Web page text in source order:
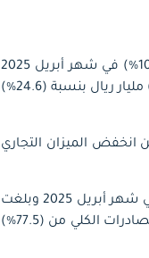
ووفقًا لنتائج النشرة سجلت الصادرات السلعية ما قيمته (90.3) مليار ريال بانخفاض بنسبة (10.9%) في شهر أبريل 2025
مقارنةً بشهر أبريل 2024, وارتفعت الصادرات غير البترولية (شاملة إعادة التصدير) مسجلة (28.4) مليار ريال بنسبة (24.6%)
2025 لتصل إلى (76.1) مليار ريال بنسبة (18.3%)، في حين انخفض الميزان التجاري
وأظهرت نتائج النشرة ارتفاع نسبة الصادرات غير البترولية (شاملة إعادة التصدير) إلى الواردات في شهر أبريل 2025 وبلغت
(37.2%) مقابل (35.4%) في شهر أبريل 2024، وانخفضت نسبة الصادرات البترولية من مجموع الصادرات الكلي من (77.5%)